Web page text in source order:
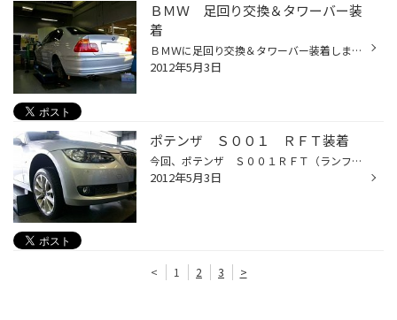
ＢＭＷ 足回り交換＆タワーバー装
着
ＢＭＷに足回り交換＆タワーバー装着しました。
2012年5月3日
ポテンザ Ｓ００１ ＲＦＴ装着
今回、ポテンザ Ｓ００１ＲＦＴ（ランフラットタイヤ）を取付をしました。 実は当店で初なんです。 ユーザー様の了承をいただき、写真をパチリ！！
2012年5月3日
< 1 2 3 >